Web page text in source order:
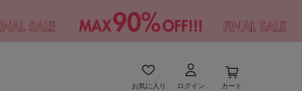
お気に入り ログイン カート